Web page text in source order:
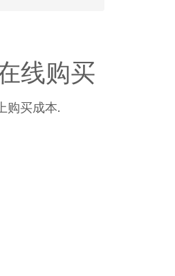
线购买
购买成本.